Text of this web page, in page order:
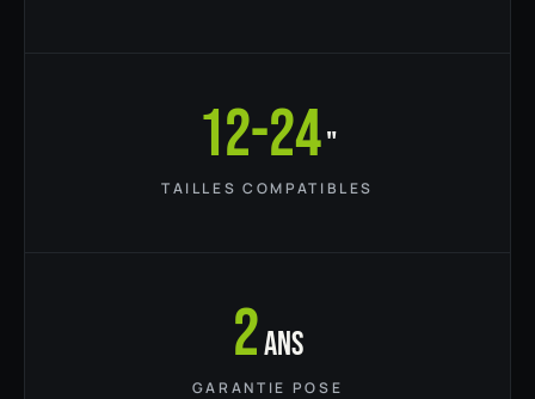
12-24"
TAILLES COMPATIBLES
2ans
GARANTIE POSE